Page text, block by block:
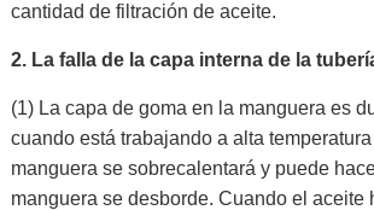
cantidad de filtración de aceite.
2. La falla de la capa interna de la
(1) La capa de goma en la manguera es
cuando está trabajando a alta
manguera se sobrecalentará y puede
manguera se desborde. Cuando el aceite